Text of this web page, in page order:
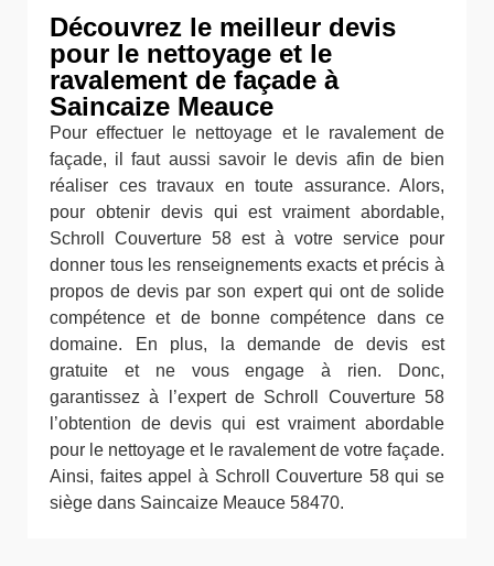
Découvrez le meilleur devis
pour le nettoyage et le
ravalement de façade à
Saincaize Meauce
Pour effectuer le nettoyage et le ravalement de
façade, il faut aussi savoir le devis afin de bien
réaliser ces travaux en toute assurance. Alors,
pour obtenir devis qui est vraiment abordable,
Schroll Couverture 58 est à votre service pour
donner tous les renseignements exacts et précis à
propos de devis par son expert qui ont de solide
compétence et de bonne compétence dans ce
domaine. En plus, la demande de devis est
gratuite et ne vous engage à rien. Donc,
garantissez à l’expert de Schroll Couverture 58
l’obtention de devis qui est vraiment abordable
pour le nettoyage et le ravalement de votre façade.
Ainsi, faites appel à Schroll Couverture 58 qui se
siège dans Saincaize Meauce 58470.